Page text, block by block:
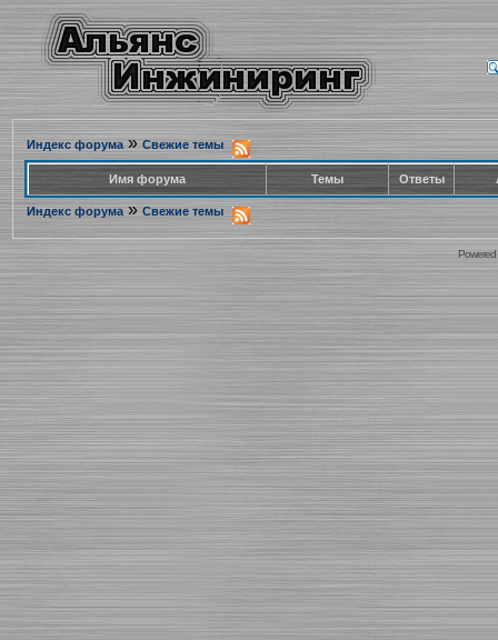
Индекс форума» Свежие темы
Имя форума Темы Ответы
Индекс форума » Свежие темы